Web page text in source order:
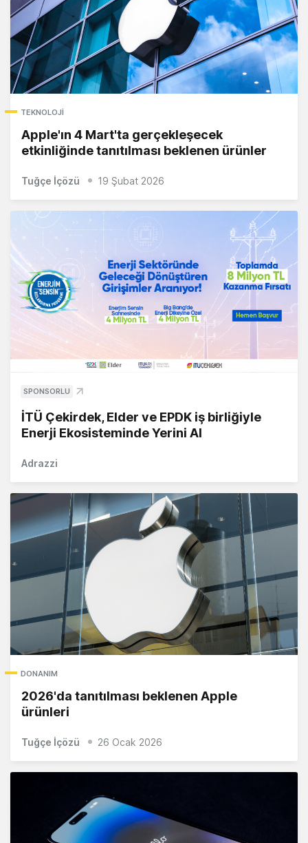
TEKNOLOJI
Apple'ın 4 Mart'ta gerçekleşecek
etkinliğinde tanıtılması beklenen ürünler
Tuğçe İçözü 19 Şubat 2026
SPONSORLU
İTÜ Çekirdek, Elder ve EPDK iş birliğiyle
Enerji Ekosisteminde Yerini Al
Adrazzi
DONANIM
2026'da tanıtılması beklenen Apple
ürünleri
Tuğçe İçözü 26 Ocak 2026